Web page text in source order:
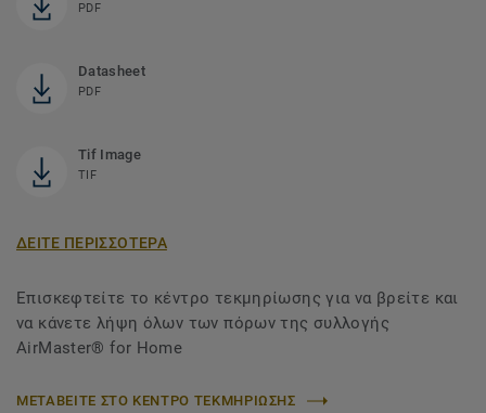
PDF
Datasheet
PDF
Tif Image
TIF
ΔΕΙΤΕ ΠΕΡΙΣΣΟΤΕΡΑ
Επισκεφτείτε το κέντρο τεκμηρίωσης για να βρείτε και
να κάνετε λήψη όλων των πόρων της συλλογής
AirMaster® for Home
ΜΕΤΑΒΕΙΤΕ ΣΤΟ ΚΕΝΤΡΟ ΤΕΚΜΗΡΙΩΣΗΣ